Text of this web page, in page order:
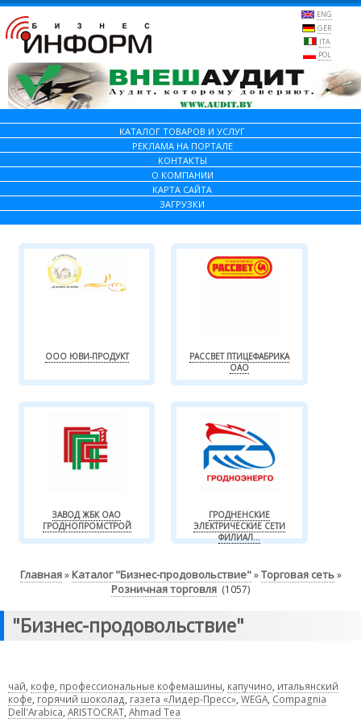
ENG
GER
ITA
POL
КАТАЛОГ ТОВАРОВ И УСЛУГ
РЕКЛАМА НА ПОРТАЛЕ
КОНТАКТЫ
О КОМПАНИИ
КАРТА САЙТА
ЗАГРУЗКИ
ООО ЮВИ-ПРОДУКТ
РАССВЕТ ПТИЦЕФАБРИКА
ОАО
ЗАВОД ЖБК ОАО
ГРОДНОПРОМСТРОЙ
ГРОДНЕНСКИЕ
ЭЛЕКТРИЧЕСКИЕ СЕТИ
ФИЛИАЛ...
Главная» Каталог "Бизнес-продовольствие"»Торговая сеть»
Розничная торговля(1057)
"Бизнес-продовольствие"
чай кофе профессиональные кофемашины капучино итальянский
кофе горячий шоколад газета «Лидер-Пресс» WEGA Compagnia
Dell'Arabica ARISTOCRAT Ahmad Tea